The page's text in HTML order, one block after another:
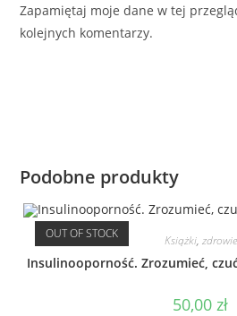
Zapamiętaj moje dane w tej
kolejnych komentarzy.
Podobne produkty
OUT OF STOCK Książki, zdrowie
Insulinooporność. Zrozumieć,
50,00 zł